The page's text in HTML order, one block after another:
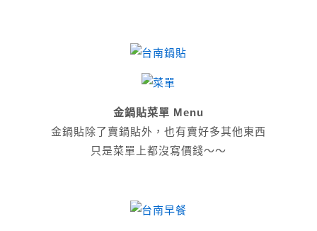
金鍋貼菜單 Menu
金鍋貼除了賣鍋貼外，也有賣好多其他東西
只是菜單上都沒寫價錢～～